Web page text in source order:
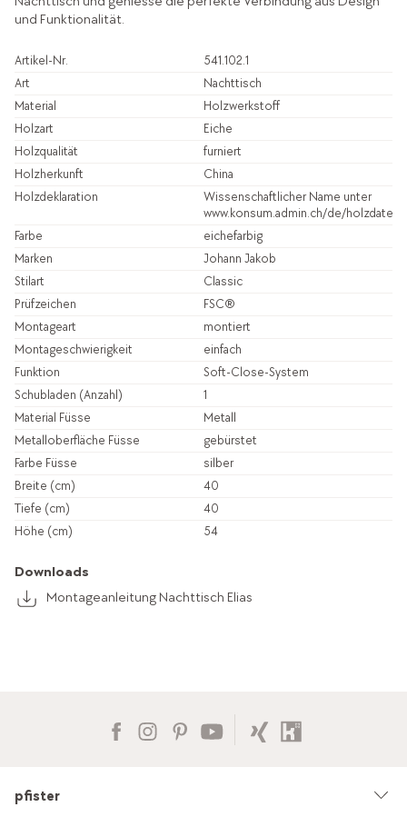
und Funktionalität.
Artikel-Nr.
541.102.1
Art
Nachttisch
Material
Holzwerkstoff
Holzart
Eiche
Holzqualität
furniert
Holzherkunft
China
Holzdeklaration
Wissenschaftlicher Name unter
www.konsum.admin.ch/de/
Farbe
eichefarbig
Marken
Johann Jakob
Stilart
Classic
Prüfzeichen
FSC®
Montageart
montiert
Montageschwierigkeit
einfach
Funktion
Soft-Close-System
Schubladen (Anzahl)
1
Material Füsse
Metall
Metalloberfläche Füsse
gebürstet
Farbe Füsse
silber
Breite (cm)
40
Tiefe (cm)
40
Höhe (cm)
54
Downloads
Montageanleitung Nachttisch Elias
pfister